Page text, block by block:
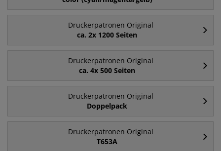
Druckerpatronen Original
ca. 2x 1200 Seiten
Druckerpatronen Original
ca. 4x 500 Seiten
Druckerpatronen Original
Doppelpack
Druckerpatronen Original
T653A